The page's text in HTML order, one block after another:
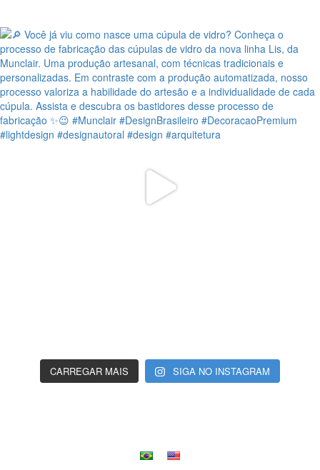
CARREGAR MAIS SIGA NO INSTAGRAM